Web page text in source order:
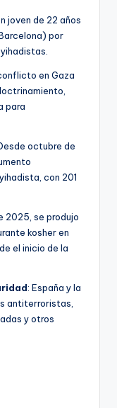
joven de 22 años
por
en Gaza
para
octubre de
con 201
2025, se produjo
kosher en
el inicio de la
: España y la
antiterroristas,
y otros